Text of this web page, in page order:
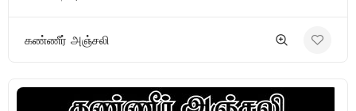
கண்ணீர் அஞ்சலி